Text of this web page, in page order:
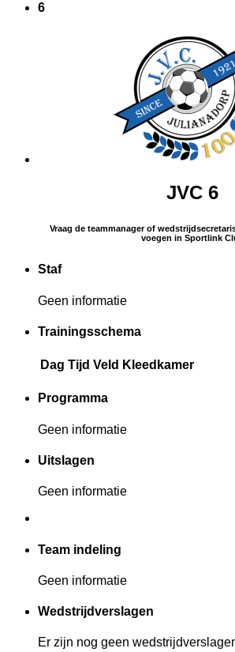
6
JVC 6
Vraag de teammanager of
voegen in Sportlink
Staf
Geen informatie
Trainingsschema
Dag Tijd Veld Kleedkamer
Programma
Geen informatie
Uitslagen
Geen informatie
Team indeling
Geen informatie
Wedstrijdverslagen
Er zijn nog geen